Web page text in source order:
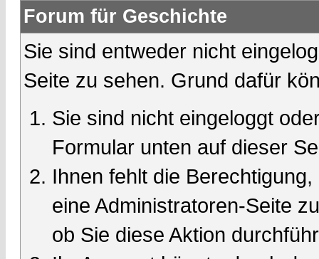
Forum für Geschichte
Sie sind entweder nicht
Seite zu sehen. Grund dafür
Sie sind nicht eingeloggt
Formular unten auf dieser
Ihnen fehlt die
eine Administratoren-Seite
ob Sie diese Aktion